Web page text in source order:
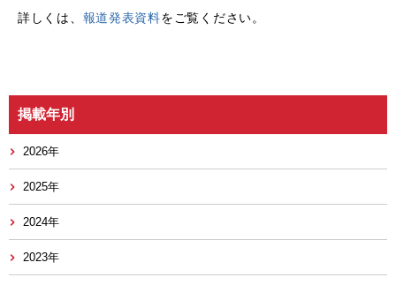
詳しくは、 報道発表資料をご覧ください。
掲載年別
2026年
2025年
2024年
2023年